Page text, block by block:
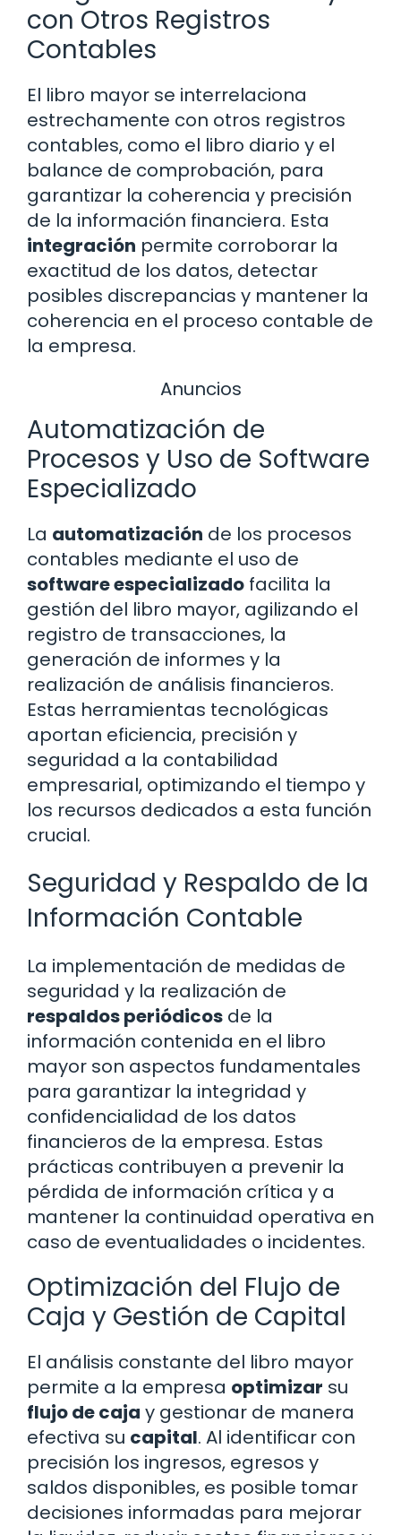
con Otros Registros
Contables
El libro mayor se interrelaciona
estrechamente con otros registros
contables, como el libro diario y el
balance de comprobación, para
garantizar la coherencia y precisión
de la información financiera. Esta
integración permite corroborar la
exactitud de los datos, detectar
posibles discrepancias y mantener la
coherencia en el proceso contable de
la empresa.
Anuncios
Automatización de
Procesos y Uso de Software
Especializado
La automatización de los procesos
contables mediante el uso de
software especializado facilita la
gestión del libro mayor, agilizando el
registro de transacciones, la
generación de informes y la
realización de análisis financieros.
Estas herramientas tecnológicas
aportan eficiencia, precisión y
seguridad a la contabilidad
empresarial, optimizando el tiempo y
los recursos dedicados a esta función
crucial.
Seguridad y Respaldo de la
Información Contable
La implementación de medidas de
seguridad y la realización de
respaldos periódicos de la
información contenida en el libro
mayor son aspectos fundamentales
para garantizar la integridad y
confidencialidad de los datos
financieros de la empresa. Estas
prácticas contribuyen a prevenir la
pérdida de información crítica y a
mantener la continuidad operativa en
caso de eventualidades o incidentes.
Optimización del Flujo de
Caja y Gestión de Capital
El análisis constante del libro mayor
permite a la empresa optimizar su
flujo de caja y gestionar de manera
efectiva su capital. Al identificar con
precisión los ingresos, egresos y
saldos disponibles, es posible tomar
decisiones informadas para mejorar